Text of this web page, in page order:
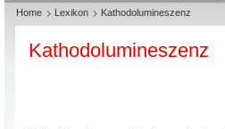
Home Lexikon Kathodolumineszenz
Kathodolumineszenz